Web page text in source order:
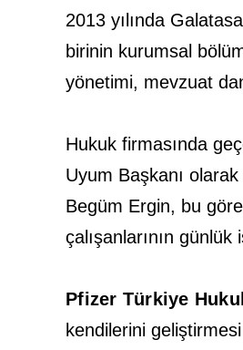
2013 yılında
birinin kurumsal
yönetimi, mevzuat
Hukuk firmasında
Uyum Başkanı
Begüm Ergin, bu
çalışanlarının
Pfizer Türkiye
kendilerini